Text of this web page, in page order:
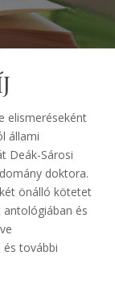
elismeréseként
állami
Deák-Sárosi
doktora.
önálló kötetet
és
és további